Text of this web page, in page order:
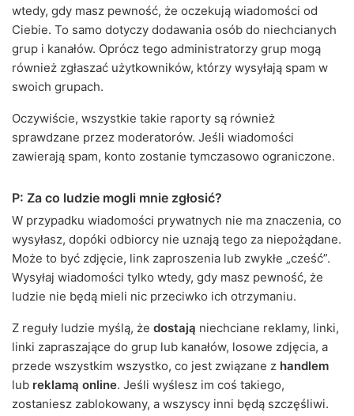
wtedy, gdy masz pewność, że oczekują wiadomości od
Ciebie. To samo dotyczy dodawania osób do niechcianych
grup i kanałów. Oprócz tego administratorzy grup mogą
również zgłaszać użytkowników, którzy wysyłają spam w
swoich grupach.
Oczywiście, wszystkie takie raporty są również
sprawdzane przez moderatorów. Jeśli wiadomości
zawierają spam, konto zostanie tymczasowo ograniczone.
P: Za co ludzie mogli mnie zgłosić?
W przypadku wiadomości prywatnych nie ma znaczenia, co
wysyłasz, dopóki odbiorcy nie uznają tego za niepożądane.
Może to być zdjęcie, link zaproszenia lub zwykłe „cześć”.
Wysyłaj wiadomości tylko wtedy, gdy masz pewność, że
ludzie nie będą mieli nic przeciwko ich otrzymaniu.
Z reguły ludzie myślą, że dostają niechciane reklamy, linki,
linki zapraszające do grup lub kanałów, losowe zdjęcia, a
przede wszystkim wszystko, co jest związane z handlem
lub reklamą online. Jeśli wyślesz im coś takiego,
zostaniesz zablokowany, a wszyscy inni będą szczęśliwi.